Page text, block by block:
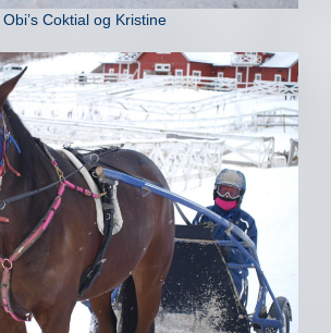
Obi’s Coktial og Kristine